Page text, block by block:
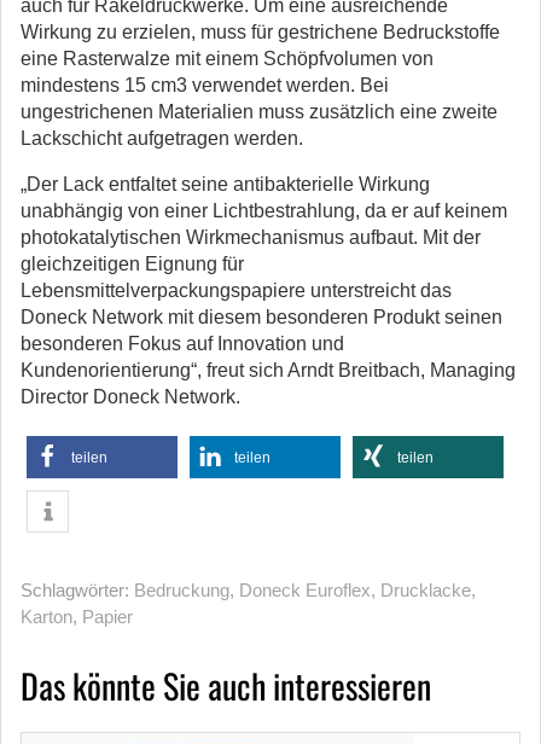
auch für Rakeldruckwerke. Um eine ausreichende
Wirkung zu erzielen, muss für gestrichene Bedruckstoffe
eine Rasterwalze mit einem Schöpfvolumen von
mindestens 15 cm3 verwendet werden. Bei
ungestrichenen Materialien muss zusätzlich eine zweite
Lackschicht aufgetragen werden.
„Der Lack entfaltet seine antibakterielle Wirkung
unabhängig von einer Lichtbestrahlung, da er auf keinem
photokatalytischen Wirkmechanismus aufbaut. Mit der
gleichzeitigen Eignung für
Lebensmittelverpackungspapiere unterstreicht das
Doneck Network mit diesem besonderen Produkt seinen
besonderen Fokus auf Innovation und
Kundenorientierung“, freut sich Arndt Breitbach, Managing
Director Doneck Network.
teilen teilen teilen
Schlagwörter: Bedruckung, Doneck Euroflex, Drucklacke,
Karton, Papier
Das könnte Sie auch interessieren